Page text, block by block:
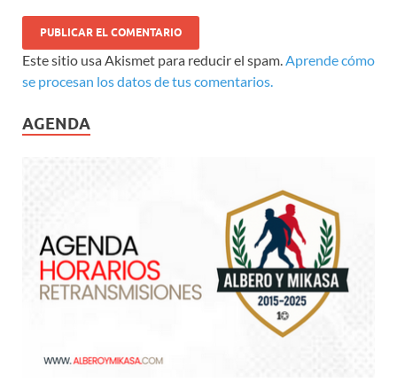
Este sitio usa Akismet para reducir el spam. Aprende cómo
se procesan los datos de tus comentarios.
AGENDA